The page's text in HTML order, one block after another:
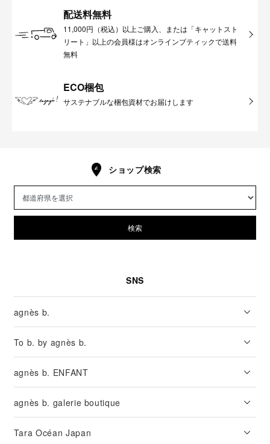
配送料無料
11,000円（税込）以上ご購入、または「キャットスト
リート」以上の会員様はオンラインブティックで送料
無料
ECO梱包
サステナブルな梱包資材でお届けします
ショップ検索
検索
SNS
agnès b.
To b. by agnès b.
agnès b. ENFANT
agnès b. galerie boutique
Tara Océan Japan